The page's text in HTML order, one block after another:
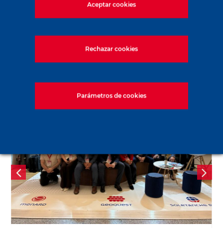
Noticias recientes
Aceptar cookies
Rechazar cookies
Parámetros de cookies